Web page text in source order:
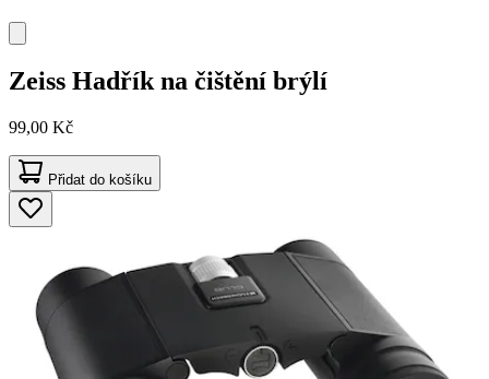
Zeiss Hadřík na čištění brýlí
99,00 Kč
Přidat do košíku